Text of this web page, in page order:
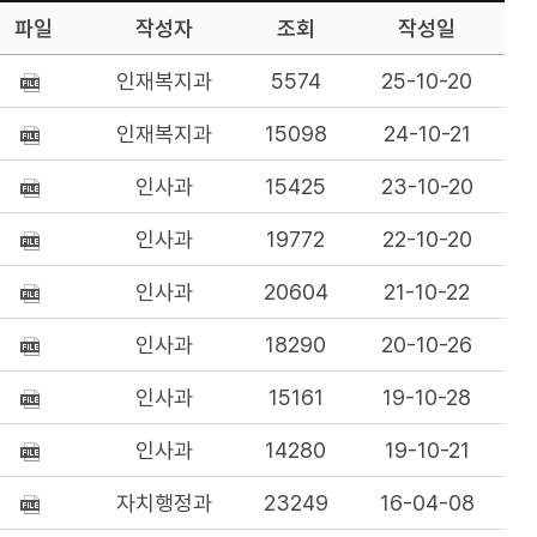
파일 작성자 조회 작성일
인재복지과 5574 25-10-20
인재복지과 15098 24-10-21
인사과 15425 23-10-20
인사과 19772 22-10-20
인사과 20604 21-10-22
인사과 18290 20-10-26
인사과 15161 19-10-28
인사과 14280 19-10-21
자치행정과 23249 16-04-08